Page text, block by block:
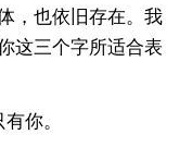
，也依旧存在。我
这三个字所适合表
你。